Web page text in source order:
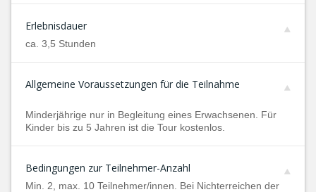
Erlebnisdauer
ca. 3,5 Stunden
Allgemeine Voraussetzungen für die Teilnahme
Minderjährige nur in Begleitung eines Erwachsenen. Für
Kinder bis zu 5 Jahren ist die Tour kostenlos.
Bedingungen zur Teilnehmer-Anzahl
Min. 2, max. 10 Teilnehmer/innen. Bei Nichterreichen der